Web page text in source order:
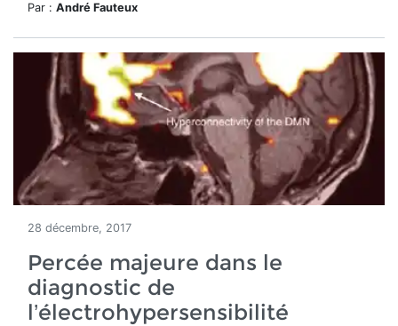
Par : André Fauteux
28 décembre, 2017
Percée majeure dans le
diagnostic de
l’électrohypersensibilité